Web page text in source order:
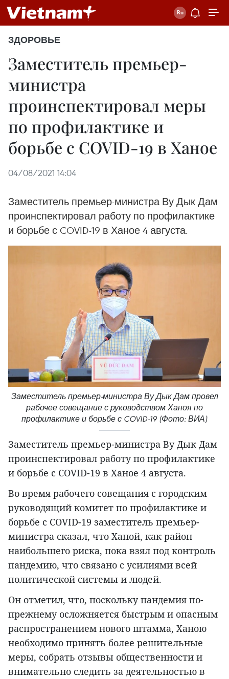
ЗДОРОВЬЕ
Заместитель премьер-
министра
проинспектировал меры
по профилактике и
борьбе с COVID-19 в Ханое
04/08/2021 14:04
Заместитель премьер-министра Ву Дык Дам
проинспектировал работу по профилактике
и борьбе с COVID-19 в Ханое 4 августа.
Заместитель премьер-министра Ву Дык Дам провел
рабочее совещание с руководством Ханоя по
профилактике и борьбе с COVID-19 (Фото: ВИА)
Заместитель премьер-министра Ву Дык Дам
проинспектировал работу по профилактике
и борьбе с COVID-19 в Ханое 4 августа.
Во время рабочего совещания с городским
руководящий комитет по профилактике и
борьбе с COVID-19 заместитель премьер-
министра сказал, что Ханой, как район
наибольшего риска, пока взял под контроль
пандемию, что связано с усилиями всей
политической системы и людей.
Он отметил, что, поскольку пандемия по-
прежнему осложняется быстрым и опасным
распространением нового штамма, Ханою
необходимо принять более решительные
меры, собрать отзывы общественности и
внимательно следить за деятельностью в